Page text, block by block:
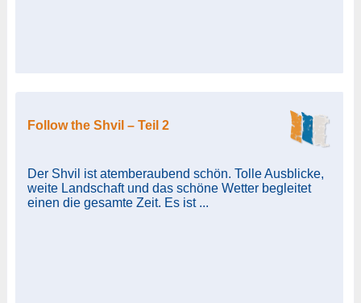
Follow the Shvil – Teil 2
Der Shvil ist atemberaubend schön. Tolle Ausblicke,
weite Landschaft und das schöne Wetter begleitet
einen die gesamte Zeit. Es ist ...